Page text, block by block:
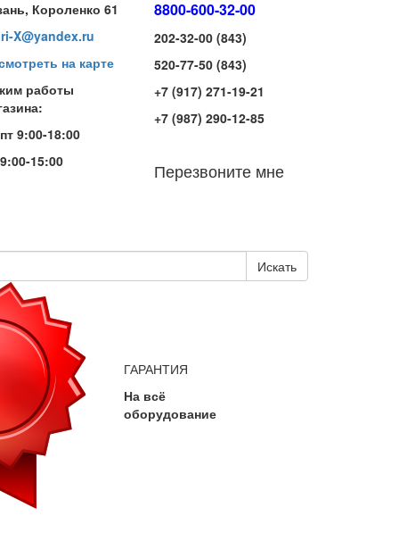
Короленко 61
X@yandex.ru
на карте
работы
9:00-18:00
15:00
8800-600-32-00
202-32-00 (843)
520-77-50 (843)
+7 (917) 271-19-21
+7 (987) 290-12-85
Перезвоните мне
Искать
ГАРАНТИЯ
На всё
оборудование